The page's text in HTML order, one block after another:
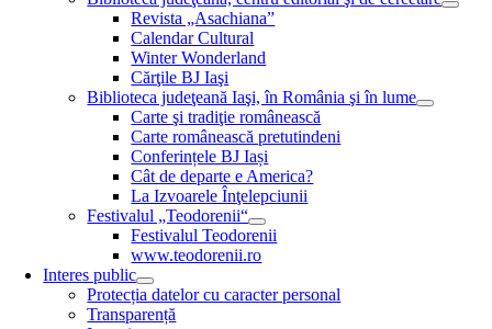
Revista „Asachiana”
Calendar Cultural
Winter Wonderland
Cărţile BJ Iaşi
Biblioteca judeţeană Iaşi, în România şi în lume
Carte şi tradiţie românească
Carte românească pretutindeni
Conferințele BJ Iași
Cât de departe e America?
La Izvoarele Înţelepciunii
Festivalul „Teodorenii“
Festivalul Teodorenii
www.teodorenii.ro
Interes public
Protecția datelor cu caracter personal
Transparență